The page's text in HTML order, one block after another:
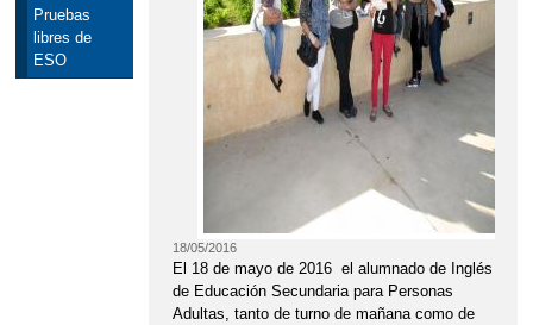
Pruebas
libres de
ESO
18/05/2016
El 18 de mayo de 2016 el alumnado de Inglés
de Educación Secundaria para Personas
Adultas, tanto de turno de mañana como de